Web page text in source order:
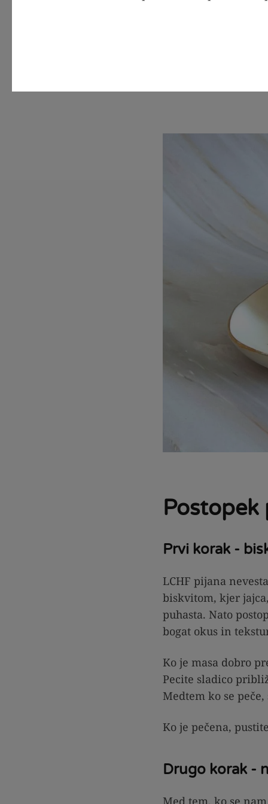
Postopek
Prvi korak -
LCHF pijana
biskvitom, kjer jajca,
puhasta. Nato
bogat okus in
Ko je masa dobro
Pecite sladico
Medtem ko se
Ko je pečena,
Drugo korak -
Med tem, ko se